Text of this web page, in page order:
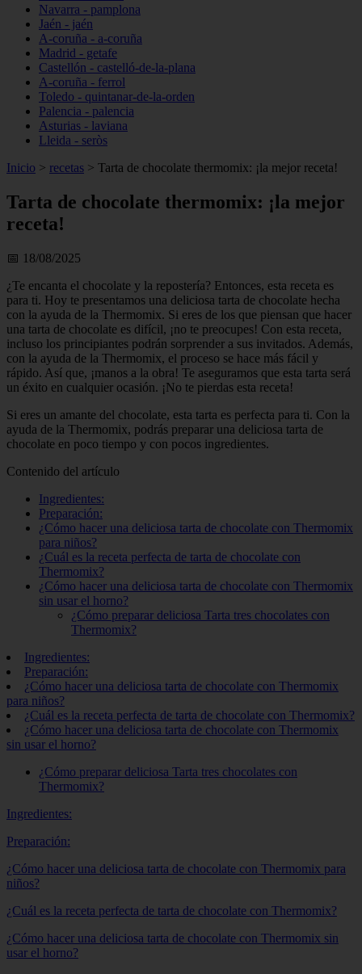
Navarra - pamplona
Jaén - jaén
A-coruña - a-coruña
Madrid - getafe
Castellón - castelló-de-la-plana
A-coruña - ferrol
Toledo - quintanar-de-la-orden
Palencia - palencia
Asturias - laviana
Lleida - seròs
Inicio > recetas > Tarta de chocolate thermomix: ¡la mejor receta!
Tarta de chocolate thermomix: ¡la mejor
receta!
📅 18/08/2025
¿Te encanta el chocolate y la repostería? Entonces, esta receta es
para ti. Hoy te presentamos una deliciosa tarta de chocolate hecha
con la ayuda de la Thermomix. Si eres de los que piensan que hacer
una tarta de chocolate es difícil, ¡no te preocupes! Con esta receta,
incluso los principiantes podrán sorprender a sus invitados. Además,
con la ayuda de la Thermomix, el proceso se hace más fácil y
rápido. Así que, ¡manos a la obra! Te aseguramos que esta tarta será
un éxito en cualquier ocasión. ¡No te pierdas esta receta!
Si eres un amante del chocolate, esta tarta es perfecta para ti. Con la
ayuda de la Thermomix, podrás preparar una deliciosa tarta de
chocolate en poco tiempo y con pocos ingredientes.
Contenido del artículo
Ingredientes:
Preparación:
¿Cómo hacer una deliciosa tarta de chocolate con Thermomix
para niños?
¿Cuál es la receta perfecta de tarta de chocolate con
Thermomix?
¿Cómo hacer una deliciosa tarta de chocolate con Thermomix
sin usar el horno?
¿Cómo preparar deliciosa Tarta tres chocolates con
Thermomix?
Ingredientes:
Preparación:
¿Cómo hacer una deliciosa tarta de chocolate con Thermomix
para niños?
¿Cuál es la receta perfecta de tarta de chocolate con Thermomix?
¿Cómo hacer una deliciosa tarta de chocolate con Thermomix
sin usar el horno?
¿Cómo preparar deliciosa Tarta tres chocolates con
Thermomix?
Ingredientes:
Preparación:
¿Cómo hacer una deliciosa tarta de chocolate con Thermomix para
niños?
¿Cuál es la receta perfecta de tarta de chocolate con Thermomix?
¿Cómo hacer una deliciosa tarta de chocolate con Thermomix sin
usar el horno?